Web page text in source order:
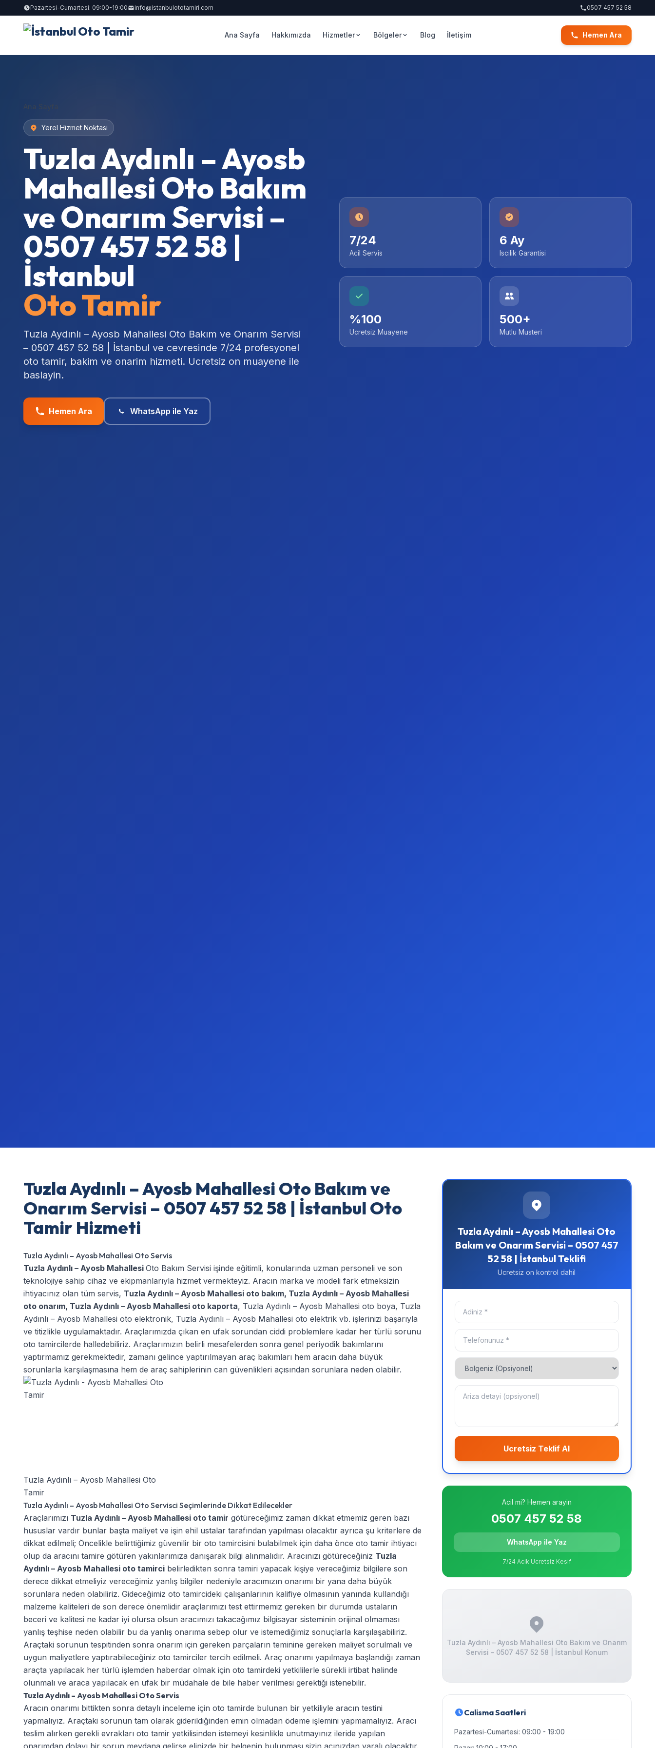
Pazartesi-Cumartesi: 09:00-19:00 info@istanbulototamiri.com 0507 457 52 58
Ana Sayfa Hakkımızda Hizmetler Bölgeler Blog İletişim Hemen Ara
Ana Sayfa
Yerel Hizmet Noktasi
Tuzla Aydınlı – Ayosb
Mahallesi Oto Bakım
ve Onarım Servisi –
0507 457 52 58 |
İstanbul
Oto Tamir
Tuzla Aydınlı – Ayosb Mahallesi Oto Bakım ve Onarım Servisi
– 0507 457 52 58 | İstanbul ve cevresinde 7/24 profesyonel
oto tamir, bakim ve onarim hizmeti. Ucretsiz on muayene ile
baslayin.
Hemen Ara WhatsApp ile Yaz
7/24
Acil Servis
6 Ay
Iscilik Garantisi
%100
Ucretsiz Muayene
500+
Mutlu Musteri
Tuzla Aydınlı – Ayosb Mahallesi Oto Bakım ve
Onarım Servisi – 0507 457 52 58 | İstanbul Oto
Tamir Hizmeti
Tuzla Aydınlı – Ayosb Mahallesi Oto Servis
Tuzla Aydınlı – Ayosb Mahallesi Oto Bakım Servisi işinde eğitimli, konularında uzman personeli ve son
teknolojiye sahip cihaz ve ekipmanlarıyla hizmet vermekteyiz. Aracın marka ve modeli fark etmeksizin
ihtiyacınız olan tüm servis, Tuzla Aydınlı – Ayosb Mahallesi oto bakım, Tuzla Aydınlı – Ayosb Mahallesi
oto onarım, Tuzla Aydınlı – Ayosb Mahallesi oto kaporta, Tuzla Aydınlı – Ayosb Mahallesi oto boya, Tuzla
Aydınlı – Ayosb Mahallesi oto elektronik, Tuzla Aydınlı – Ayosb Mahallesi oto elektrik vb. işlerinizi başarıyla
ve titizlikle uygulamaktadır. Araçlarımızda çıkan en ufak sorundan ciddi problemlere kadar her türlü sorunu
oto tamircilerde halledebiliriz. Araçlarımızın belirli mesafelerden sonra genel periyodik bakımlarını
yaptırmamız gerekmektedir, zamanı gelince yaptırılmayan araç bakımları hem aracın daha büyük
sorunlarla karşılaşmasına hem de araç sahiplerinin can güvenlikleri açısından sorunlara neden olabilir.
Tuzla Aydınlı – Ayosb Mahallesi Oto
Tamir
Tuzla Aydınlı – Ayosb Mahallesi Oto Servisci Seçimlerinde Dikkat Edilecekler
Araçlarımızı Tuzla Aydınlı – Ayosb Mahallesi oto tamir götüreceğimiz zaman dikkat etmemiz geren bazı
hususlar vardır bunlar başta maliyet ve işin ehil ustalar tarafından yapılması olacaktır ayrıca şu kriterlere de
dikkat edilmeli; Öncelikle belirttiğimiz güvenilir bir oto tamircisini bulabilmek için daha önce oto tamir ihtiyacı
olup da aracını tamire götüren yakınlarımıza danışarak bilgi alınmalıdır. Aracınızı götüreceğiniz Tuzla
Aydınlı – Ayosb Mahallesi oto tamirci belirledikten sonra tamiri yapacak kişiye vereceğimiz bilgilere son
derece dikkat etmeliyiz vereceğimiz yanlış bilgiler nedeniyle aracımızın onarımı bir yana daha büyük
sorunlara neden olabiliriz. Gideceğimiz oto tamircideki çalışanlarının kalifiye olmasının yanında kullandığı
malzeme kaliteleri de son derece önemlidir araçlarımızı test ettirmemiz gereken bir durumda ustaların
beceri ve kalitesi ne kadar iyi olursa olsun aracımızı takacağımız bilgisayar sisteminin orijinal olmaması
yanlış teşhise neden olabilir bu da yanlış onarıma sebep olur ve istemediğimiz sonuçlarla karşılaşabiliriz.
Araçtaki sorunun tespitinden sonra onarım için gereken parçaların teminine gereken maliyet sorulmalı ve
uygun maliyetlere yaptırabileceğiniz oto tamirciler tercih edilmeli. Araç onarımı yapılmaya başlandığı zaman
araçta yapılacak her türlü işlemden haberdar olmak için oto tamirdeki yetkililerle sürekli irtibat halinde
olunmalı ve araca yapılacak en ufak bir müdahale de bile haber verilmesi gerektiği istenebilir.
Tuzla Aydınlı – Ayosb Mahallesi Oto Servis
Aracın onarımı bittikten sonra detaylı inceleme için oto tamirde bulunan bir yetkiliyle aracın testini
yapmalıyız. Araçtaki sorunun tam olarak giderildiğinden emin olmadan ödeme işlemini yapmamalıyız. Aracı
teslim alırken gerekli evrakları oto tamir yetkilisinden istemeyi kesinlikle unutmayınız ileride yapılan
onarımdan dolayı bir sorun meydana gelirse elinizde bir belgenin bulunması sizin açınızdan yaralı olacaktır.
Tuzla Aydınlı – Ayosb Mahallesi Oto
Bakım ve Onarım Servisi – 0507 457
52 58 | İstanbul Teklifi
Ucretsiz on kontrol dahil
Ucretsiz Teklif Al
Acil mi? Hemen arayin
0507 457 52 58
WhatsApp ile Yaz
7/24 Acik·Ucretsiz Kesif
Tuzla Aydınlı – Ayosb Mahallesi Oto Bakım ve Onarım
Servisi – 0507 457 52 58 | İstanbul Konum
Calisma Saatleri
Pazartesi-Cumartesi: 09:00 - 19:00